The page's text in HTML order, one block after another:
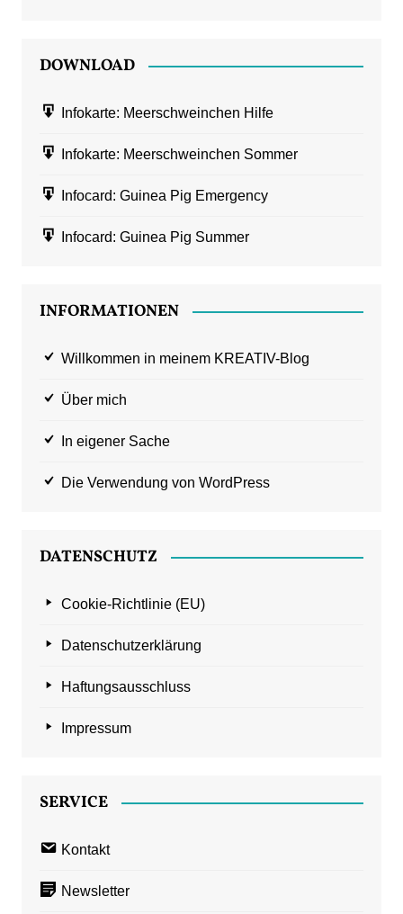
DOWNLOAD
Infokarte: Meerschweinchen Hilfe
Infokarte: Meerschweinchen Sommer
Infocard: Guinea Pig Emergency
Infocard: Guinea Pig Summer
INFORMATIONEN
Willkommen in meinem KREATIV-Blog
Über mich
In eigener Sache
Die Verwendung von WordPress
DATENSCHUTZ
Cookie-Richtlinie (EU)
Datenschutzerklärung
Haftungsausschluss
Impressum
SERVICE
Kontakt
Newsletter